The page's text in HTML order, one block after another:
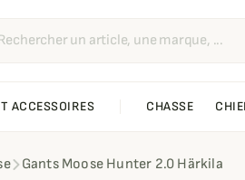
ACCESSOIRES CHASSE
Gants Moose Hunter 2.0 Härkila